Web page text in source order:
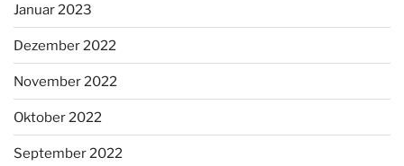
Januar 2023
Dezember 2022
November 2022
Oktober 2022
September 2022